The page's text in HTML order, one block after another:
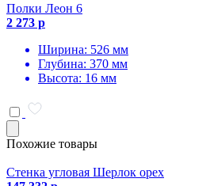
Полки Леон 6
2 273 р
Ширина: 526 мм
Глубина: 370 мм
Высота: 16 мм
Похожие товары
Стенка угловая Шерлок орех